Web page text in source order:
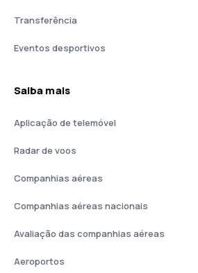
Transferência
Eventos desportivos
Saiba mais
Aplicação de telemóvel
Radar de voos
Companhias aéreas
Companhias aéreas nacionais
Avaliação das companhias aéreas
Aeroportos